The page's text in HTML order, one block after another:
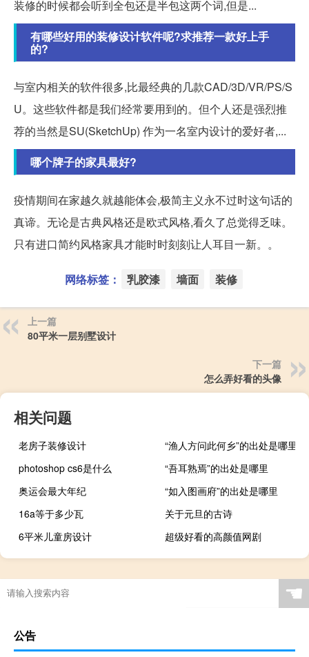
装修的时候都会听到全包还是半包这两个词,但是...
有哪些好用的装修设计软件呢?求推荐一款好上手
的?
与室内相关的软件很多,比最经典的几款CAD/3D/VR/PS/S
U。这些软件都是我们经常要用到的。但个人还是强烈推
荐的当然是SU(SketchUp) 作为一名室内设计的爱好者,...
哪个牌子的家具最好?
疫情期间在家越久就越能体会,极简主义永不过时这句话的
真谛。无论是古典风格还是欧式风格,看久了总觉得乏味。
只有进口简约风格家具才能时时刻刻让人耳目一新。。
网络标签： 乳胶漆 墙面 装修
上一篇
80平米一层别墅设计
下一篇
怎么弄好看的头像
相关问题
老房子装修设计
“渔人方问此何乡”的出处是哪里
photoshop cs6是什么
“吾耳熟焉”的出处是哪里
奥运会最大年纪
“如入图画府”的出处是哪里
16a等于多少瓦
关于元旦的古诗
6平米儿童房设计
超级好看的高颜值网剧
☚
公告